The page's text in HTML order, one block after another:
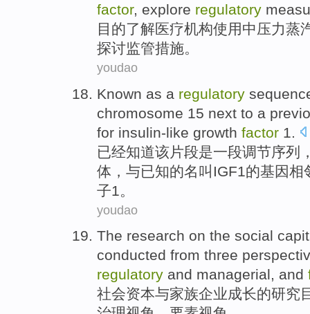
factor, explore regulatory
目的了解医疗机构使用中压力蒸
探讨监管措施。
youdao
Known as a regulatory
chromosome 15 next to a
for insulin-like growth factor 1
已经知道该片段是一段调节序列
体 ，与已知的名叫 IGF1 的基因相
子1。
youdao
The research on the social
conducted from three
regulatory and managerial, and
社会资本与家族企业成长的研究